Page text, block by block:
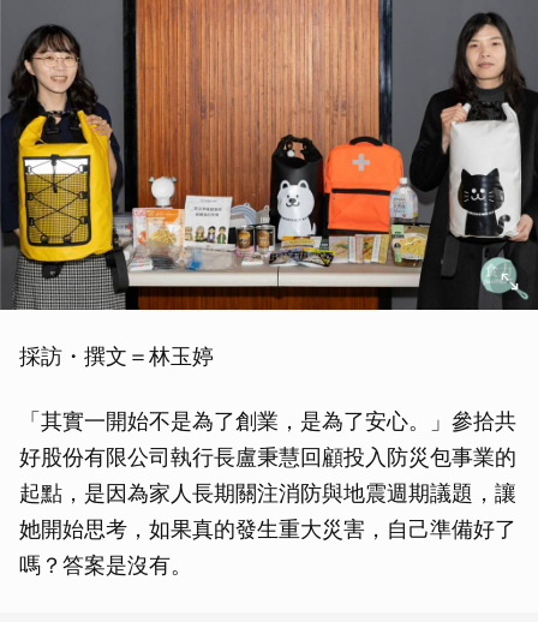
採訪・撰文＝林玉婷
「其實一開始不是為了創業，是為了安心。」參拾共
好股份有限公司執行長盧秉慧回顧投入防災包事業的
起點，是因為家人長期關注消防與地震週期議題，讓
她開始思考，如果真的發生重大災害，自己準備好了
嗎？答案是沒有。